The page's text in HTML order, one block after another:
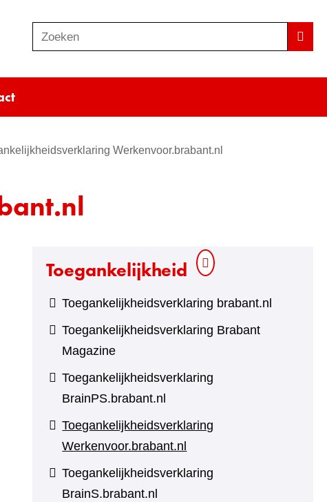
o
e
e
Zoeken
Werkenvoor.brabant.nl
Toegankelijkheid
Toegankelijkheidsverklaring brabant.nl
Toegankelijkheidsverklaring Brabant
Magazine
Toegankelijkheidsverklaring
BrainPS.brabant.nl
Toegankelijkheidsverklaring
Werkenvoor.brabant.nl
Toegankelijkheidsverklaring
BrainS.brabant.nl